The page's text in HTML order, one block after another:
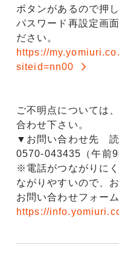
ボタンがあるので押
パスワード再設定画
ださい。
https://
siteid=nn00
ご不明点については
合わせ下さい。
▼お問い合わせ先 読
0570-043435（午前9
※電話がつながりに
ながりやすいので、
お問い合わせフォー
https://